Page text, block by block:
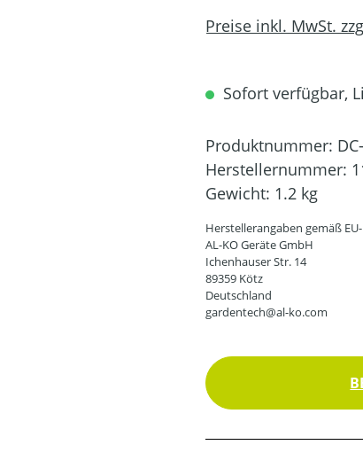
Preise inkl. MwSt.
Sofort verfügbar,
Produktnummer:
Herstellernummer:
Gewicht: 1.2 kg
Herstellerangaben gemäß
AL-KO Geräte GmbH
Ichenhauser Str. 14
89359 Kötz
Deutschland
gardentech@al-ko.com